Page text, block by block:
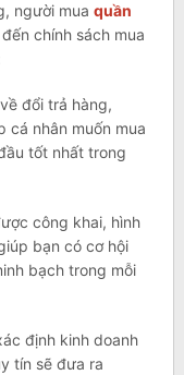
người mua quần
chính sách mua
đổi trả hàng,
cá nhân muốn mua
tốt nhất trong
công khai, hình
bạn có cơ hội
bạch trong mỗi
định kinh doanh
tín sẽ đưa ra